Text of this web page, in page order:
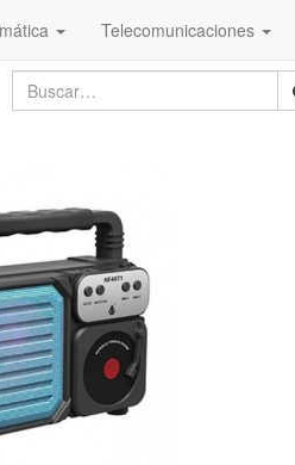
Telecomunicaciones